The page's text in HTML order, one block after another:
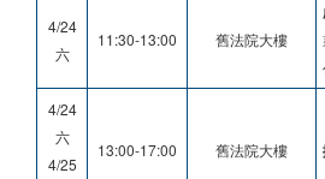
4/24
六
11:30-13:00 舊法院大樓
4/24
六
4/25
13:00-17:00 舊法院大樓